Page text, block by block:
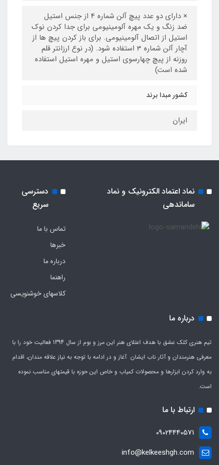
× دارای دو عدد پیچ آلن شماره 4 از جنس استیل
ضد زنگ و یک مهره آلومینیومی برای جدا کردن نوک
استیل از اتصال آلومینیومی. برای باز کردن پیچ ها از
آچار آلن شماره 3 استفاده شود. (در نوع ارزانتر قلم
روزنه از پیچ چهارسوی استیل و مهره استیل استفاده
شده است)
کشور مبدا برند
ایران
نماد اعتماد الکترونیک و نماد
ساماندهی
دسترسی
سریع
تماس با ما
خبرها
درباره ما
راهنما
کلاسهای خوشنویسی
درباره ما
تیم هنری کلک عشق با هدف اعتلای هنر این مرز و بوم از سال 1394 فعالیت خود را با
معرفی هنرمندان و آثار ناب ایشان آغاز و در ادامه با توجه به نیاز علاقه مندان، اقدام
به وارد کردن ابزارها و محصولات کمیاب و خاص این حوزه با قیمتهای مناسب نموده
است.
ارتباط با ما
09024440571
info@kelkeeshgh.com